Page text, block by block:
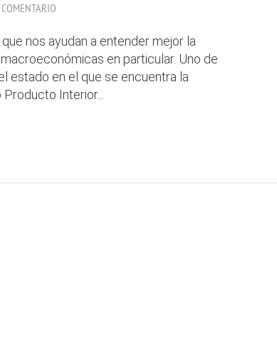
nos ayudan a entender mejor la
en particular. Uno de
estado en el que se encuentra la
Interior...